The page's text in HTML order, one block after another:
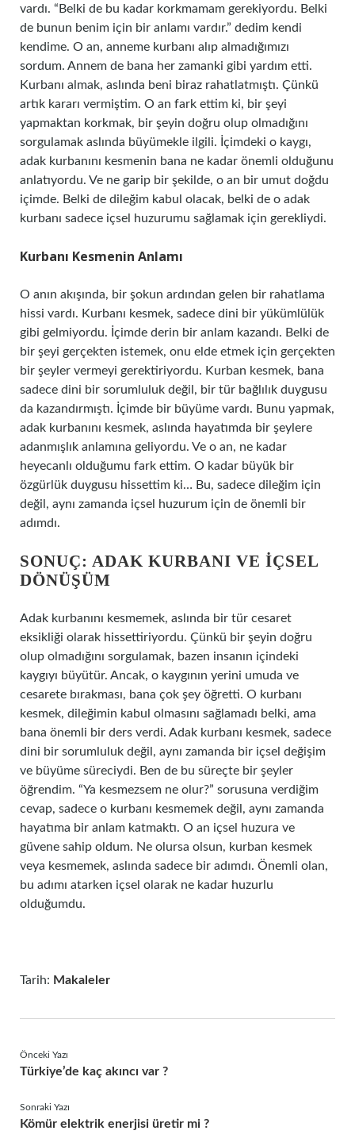
vardı. “Belki de bu kadar korkmamam gerekiyordu. Belki
de bunun benim için bir anlamı vardır.” dedim kendi
kendime. O an, anneme kurbanı alıp almadığımızı
sordum. Annem de bana her zamanki gibi yardım etti.
Kurbanı almak, aslında beni biraz rahatlatmıştı. Çünkü
artık kararı vermiştim. O an fark ettim ki, bir şeyi
yapmaktan korkmak, bir şeyin doğru olup olmadığını
sorgulamak aslında büyümekle ilgili. İçimdeki o kaygı,
adak kurbanını kesmenin bana ne kadar önemli olduğunu
anlatıyordu. Ve ne garip bir şekilde, o an bir umut doğdu
içimde. Belki de dileğim kabul olacak, belki de o adak
kurbanı sadece içsel huzurumu sağlamak için gerekliydi.
Kurbanı Kesmenin Anlamı
O anın akışında, bir şokun ardından gelen bir rahatlama
hissi vardı. Kurbanı kesmek, sadece dini bir yükümlülük
gibi gelmiyordu. İçimde derin bir anlam kazandı. Belki de
bir şeyi gerçekten istemek, onu elde etmek için gerçekten
bir şeyler vermeyi gerektiriyordu. Kurban kesmek, bana
sadece dini bir sorumluluk değil, bir tür bağlılık duygusu
da kazandırmıştı. İçimde bir büyüme vardı. Bunu yapmak,
adak kurbanını kesmek, aslında hayatımda bir şeylere
adanmışlık anlamına geliyordu. Ve o an, ne kadar
heyecanlı olduğumu fark ettim. O kadar büyük bir
özgürlük duygusu hissettim ki… Bu, sadece dileğim için
değil, aynı zamanda içsel huzurum için de önemli bir
adımdı.
SONUÇ: ADAK KURBANI VE İÇSEL
DÖNÜŞÜM
Adak kurbanını kesmemek, aslında bir tür cesaret
eksikliği olarak hissettiriyordu. Çünkü bir şeyin doğru
olup olmadığını sorgulamak, bazen insanın içindeki
kaygıyı büyütür. Ancak, o kaygının yerini umuda ve
cesarete bırakması, bana çok şey öğretti. O kurbanı
kesmek, dileğimin kabul olmasını sağlamadı belki, ama
bana önemli bir ders verdi. Adak kurbanı kesmek, sadece
dini bir sorumluluk değil, aynı zamanda bir içsel değişim
ve büyüme süreciydi. Ben de bu süreçte bir şeyler
öğrendim. “Ya kesmezsem ne olur?” sorusuna verdiğim
cevap, sadece o kurbanı kesmemek değil, aynı zamanda
hayatıma bir anlam katmaktı. O an içsel huzura ve
güvene sahip oldum. Ne olursa olsun, kurban kesmek
veya kesmemek, aslında sadece bir adımdı. Önemli olan,
bu adımı atarken içsel olarak ne kadar huzurlu
olduğumdu.
Tarih: Makaleler
Önceki Yazı
Türkiye’de kaç akıncı var ?
Sonraki Yazı
Kömür elektrik enerjisi üretir mi ?